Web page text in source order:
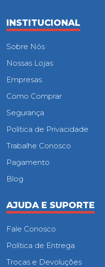
INSTITUCIONAL
Sobre Nós
Nossas Lojas
Empresas
Como Comprar
Segurança
Política de Privacidade
Trabalhe Conosco
Pagamento
Blog
AJUDA E SUPORTE
Fale Conosco
Política de Entrega
Trocas e Devoluções